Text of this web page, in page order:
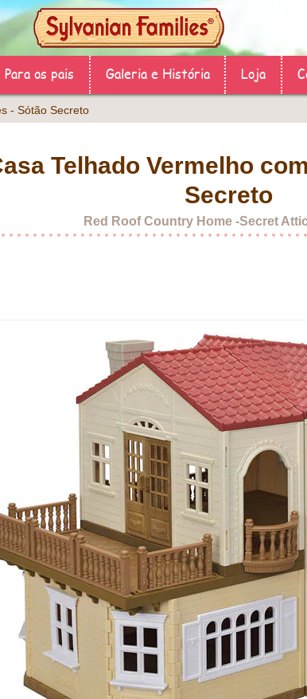
Para os pais Galeria e História Loja
- Sótão Secreto
Telhado Vermelho
Secreto
Red Roof Country Home -Secret